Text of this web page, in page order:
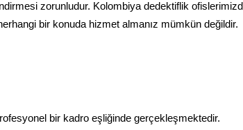
zorunludur. Kolombiya dedektiflik
bir konuda hizmet almanız mümkün değildir.
bir kadro eşliğinde gerçekleşmektedir.